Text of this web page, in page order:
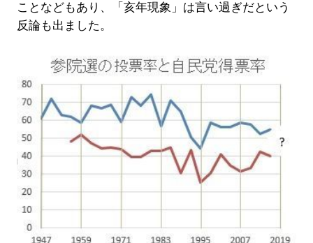
ことなどもあり、「亥年現象」は言い過ぎだという
反論も出ました。